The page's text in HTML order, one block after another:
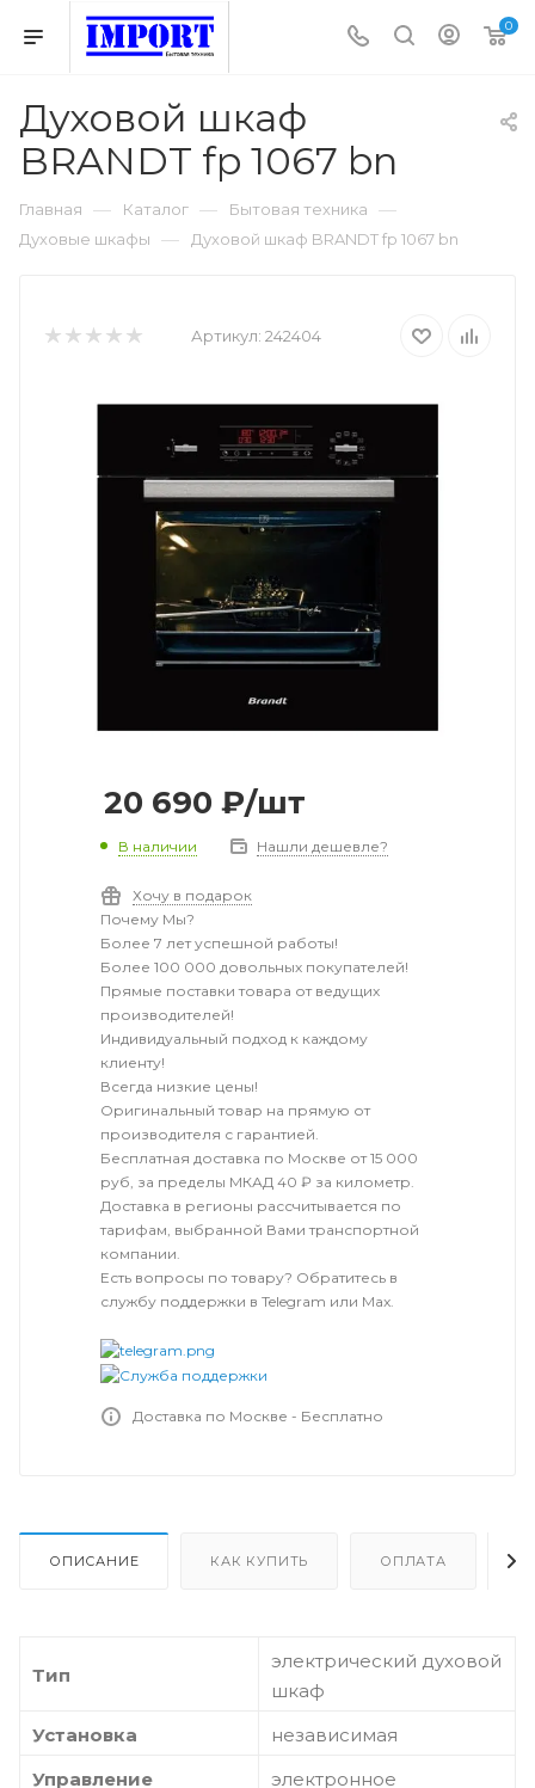
0
Духовой шкаф
BRANDT fp 1067 bn
Главная — Каталог — Бытовая техника —
Духовые шкафы — Духовой шкаф BRANDT fp 1067 bn
Артикул: 242404
20 690 ₽/шт
В наличии Нашли дешевле?
Хочу в подарок
Почему Мы?
Более 7 лет успешной работы!
Более 100 000 довольных покупателей!
Прямые поставки товара от ведущих
производителей!
Индивидуальный подход к каждому
клиенту!
Всегда низкие цены!
Оригинальный товар на прямую от
производителя с гарантией.
Бесплатная доставка по Москве от 15 000
руб, за пределы МКАД 40 ₽ за километр.
Доставка в регионы рассчитывается по
тарифам, выбранной Вами транспортной
компании.
Есть вопросы по товару? Обратитесь в
службу поддержки в Telegram или Max.
Доставка по Москве - Бесплатно
ОПИСАНИЕ КАК КУПИТЬ ОПЛАТА
Тип
электрический духовой
шкаф
Установка
независимая
Управление
электронное